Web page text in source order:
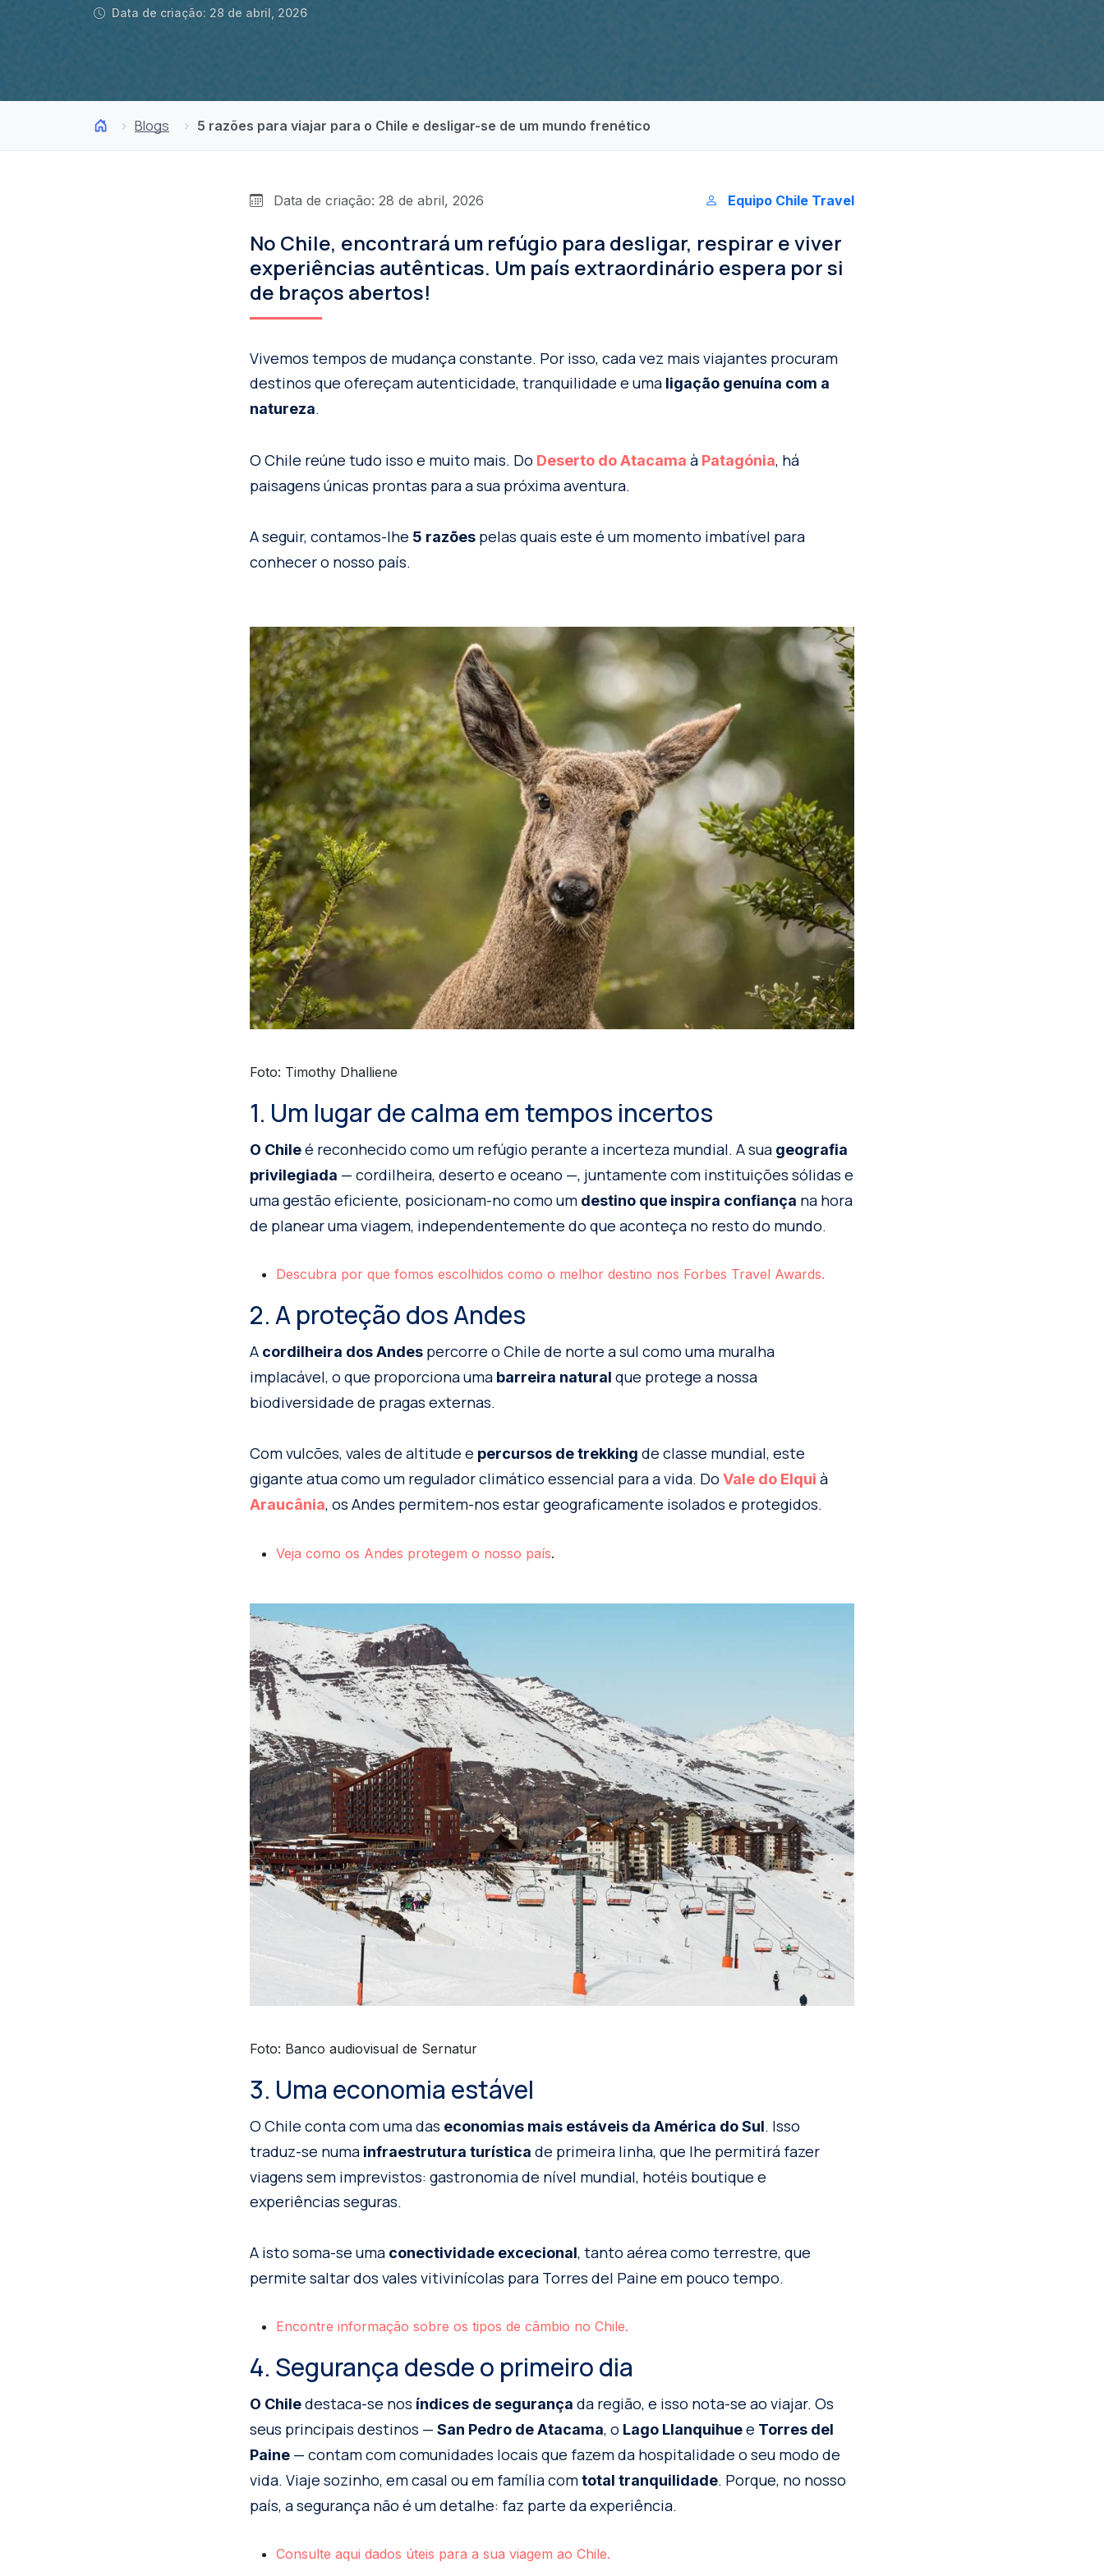
Data de criação: 28 de abril, 2026
Blogs 5 razões para viajar para o Chile e desligar-se de um mundo frenético
Data de criação: 28 de abril, 2026 Equipo Chile Travel
No Chile, encontrará um refúgio para desligar, respirar e viver
experiências autênticas. Um país extraordinário espera por si
de braços abertos!
Vivemos tempos de mudança constante. Por isso, cada vez mais viajantes procuram
destinos que ofereçam autenticidade, tranquilidade e uma ligação genuína com a
natureza.
O Chile reúne tudo isso e muito mais. Do Deserto do Atacama à Patagónia, há
paisagens únicas prontas para a sua próxima aventura.
A seguir, contamos-lhe 5 razões pelas quais este é um momento imbatível para
conhecer o nosso país.
Foto: Timothy Dhalliene
1. Um lugar de calma em tempos incertos
O Chileé reconhecido como um refúgio perante a incerteza mundial. A sua geografia
privilegiada — cordilheira, deserto e oceano —, juntamente com instituições sólidas e
uma gestão eficiente, posicionam-no como um destino que inspira confiança na hora
de planear uma viagem, independentemente do que aconteça no resto do mundo.
Descubra por que fomos escolhidos como o melhor destino nos Forbes Travel Awards.
2. A proteção dos Andes
A cordilheira dos Andes percorre o Chile de norte a sul como uma muralha
implacável, o que proporciona uma barreira natural que protege a nossa
biodiversidade de pragas externas.
Com vulcões, vales de altitude e percursos de trekking de classe mundial, este
gigante atua como um regulador climático essencial para a vida. Do Vale do Elqui à
Araucânia, os Andes permitem-nos estar geograficamente isolados e protegidos.
Veja como os Andes protegem o nosso país.
Foto: Banco audiovisual de Sernatur
3. Uma economia estável
O Chile conta com uma das economias mais estáveis da América do Sul. Isso
traduz-se numa infraestrutura turística de primeira linha, que lhe permitirá fazer
viagens sem imprevistos: gastronomia de nível mundial, hotéis boutique e
experiências seguras.
A isto soma-se uma conectividade excecional, tanto aérea como terrestre, que
permite saltar dos vales vitivinícolas para Torres del Paine em pouco tempo.
Encontre informação sobre os tipos de câmbio no Chile.
4. Segurança desde o primeiro dia
O Chiledestaca-se nos índices de segurança da região, e isso nota-se ao viajar. Os
seus principais destinos — San Pedro de Atacama, o Lago Llanquihuee Torres del
Paine — contam com comunidades locais que fazem da hospitalidade o seu modo de
vida. Viaje sozinho, em casal ou em família comtotal tranquilidade. Porque, no nosso
país, a segurança não é um detalhe: faz parte da experiência.
Consulte aqui dados úteis para a sua viagem ao Chile.